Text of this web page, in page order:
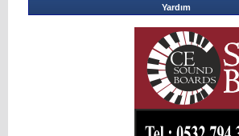
Yardım